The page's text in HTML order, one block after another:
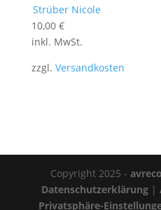
Strüber Nicole
10,00 €
inkl. MwSt.
zzgl. Versandkosten
Copyright 2025 -
Datenschutzerklärung|
Privatsphäre-